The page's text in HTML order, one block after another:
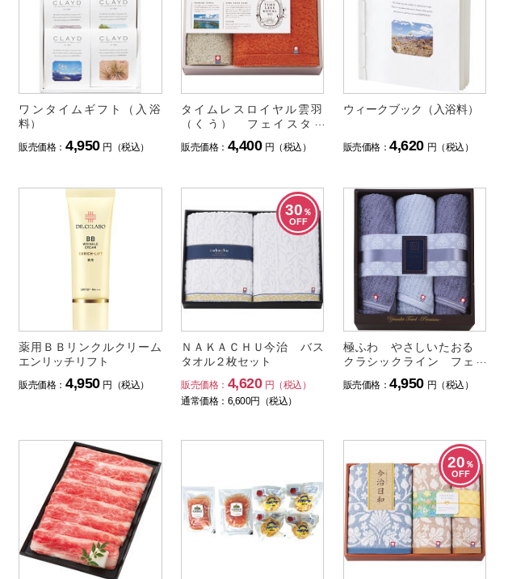
ワンタイムギフト（入浴
料）
販売価格：4,950 円（税込）
タイムレスロイヤル雲羽
（くう） フェイスタオ
ル・タオルハンカチセット
販売価格： 4,400 円（税込）
ウィークブック（入浴料）
販売価格：4,620 円（税込）
薬用ＢＢリンクルクリーム
エンリッチリフト
販売価格：4,950 円（税込）
ＮＡＫＡＣＨＵ今治 バス
タオル２枚セット
販売価格： 4,620 円（税込）
通常価格： 6,600円（税込）
30 ％
OFF
極ふわ やさしいたおる
クラシックライン フェイ
スタオル３枚セット
販売価格：4,950 円（税込）
20 ％
OFF